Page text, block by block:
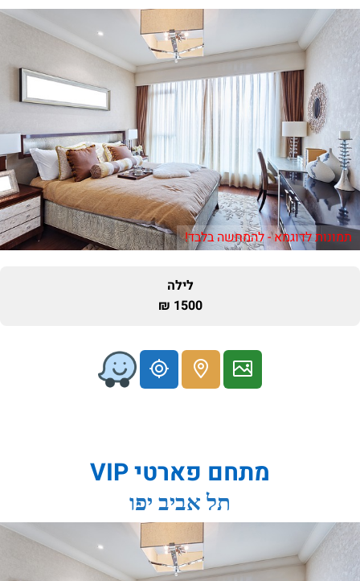
תמונות לדוגמא - להמחשה בלבד!
לילה
1500 ₪
מתחם פארטי VIP
תל אביב יפו